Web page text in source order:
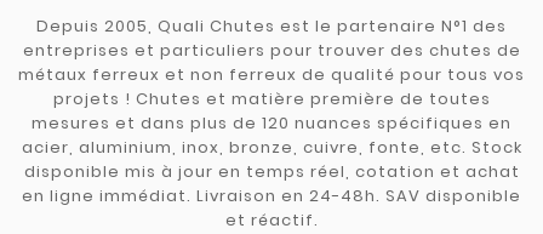
Depuis 2005, Quali Chutes est le partenaire N°1 des
entreprises et particuliers pour trouver des chutes de
métaux ferreux et non ferreux de qualité pour tous vos
projets ! Chutes et matière première de toutes
mesures et dans plus de 120 nuances spécifiques en
acier, aluminium, inox, bronze, cuivre, fonte, etc. Stock
disponible mis à jour en temps réel, cotation et achat
en ligne immédiat. Livraison en 24-48h. SAV disponible
et réactif.